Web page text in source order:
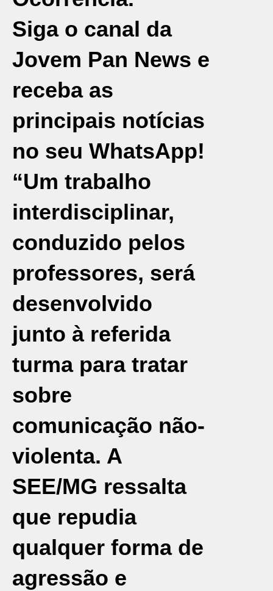
Siga o canal da
Jovem Pan News e
receba as
principais notícias
no seu WhatsApp!
“Um trabalho
interdisciplinar,
conduzido pelos
professores, será
desenvolvido
junto à referida
turma para tratar
sobre
comunicação não-
violenta. A
SEE/MG ressalta
que repudia
qualquer forma de
agressão e